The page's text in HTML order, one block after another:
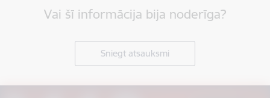
Vai šī informācija bija noderīga?
Sniegt atsauksmi